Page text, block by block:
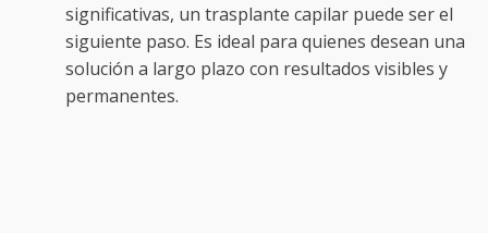
significativas, un trasplante capilar puede ser el
siguiente paso. Es ideal para quienes desean una
solución a largo plazo con resultados visibles y
permanentes.